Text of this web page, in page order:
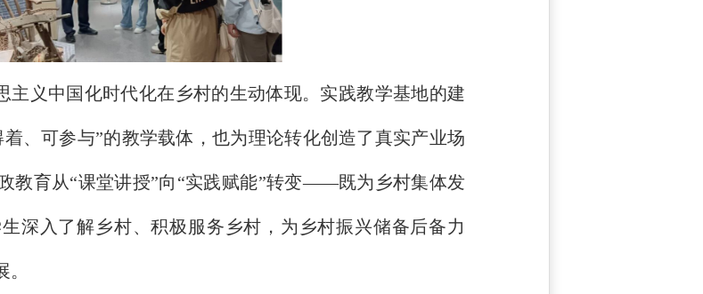
义中国化时代化在乡村的生动体现。实践教学基地的建
、可参与”的教学载体，也为理论转化创造了真实产业场
教育从“课堂讲授”向“实践赋能”转变——既为乡村集体发
深入了解乡村、积极服务乡村，为乡村振兴储备后备力